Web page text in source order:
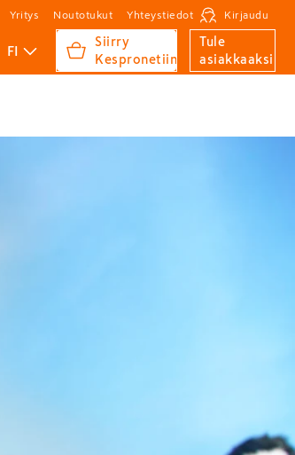
Yritys Noutotukut Yhteystiedot Kirjaudu
FI
Siirry
Kespronetiin
Tule
asiakkaaksi